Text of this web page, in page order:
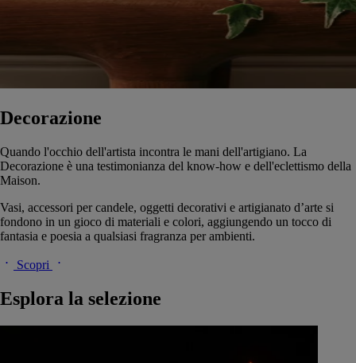
Decorazione
Quando l'occhio dell'artista incontra le mani dell'artigiano. La
Decorazione è una testimonianza del know-how e dell'eclettismo della
Maison.
Vasi, accessori per candele, oggetti decorativi e artigianato d’arte si
fondono in un gioco di materiali e colori, aggiungendo un tocco di
fantasia e poesia a qualsiasi fragranza per ambienti.
Scopri
Esplora la selezione